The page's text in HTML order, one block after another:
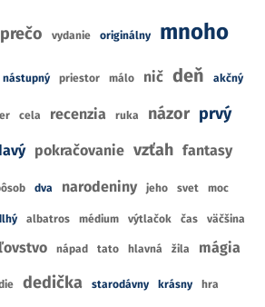
prečo vydanie originálny mnoho
nástupný priestor málo nič deň akčný
cela recenzia ruka názor prvý
pokračovanie vzťah fantasy
dva narodeniny jeho svet moc
albatros médium výtlačok čas väčšina
nápad tato hlavná žila mágia
dedička starodávny krásny hra